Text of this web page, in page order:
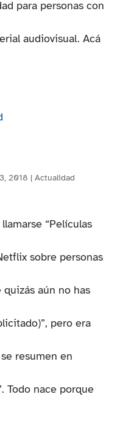
para personas con
audiovisual. Acá
2018 | Actualidad
“Películas
sobre personas
aún no has
pero era
resumen en
Todo nace porque